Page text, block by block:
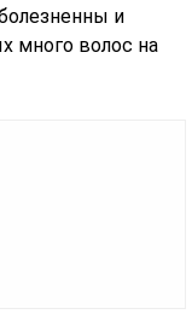
и
много волос на